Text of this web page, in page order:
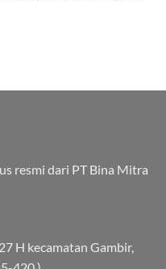
resmi dari PT Bina Mitra
H kecamatan Gambir,